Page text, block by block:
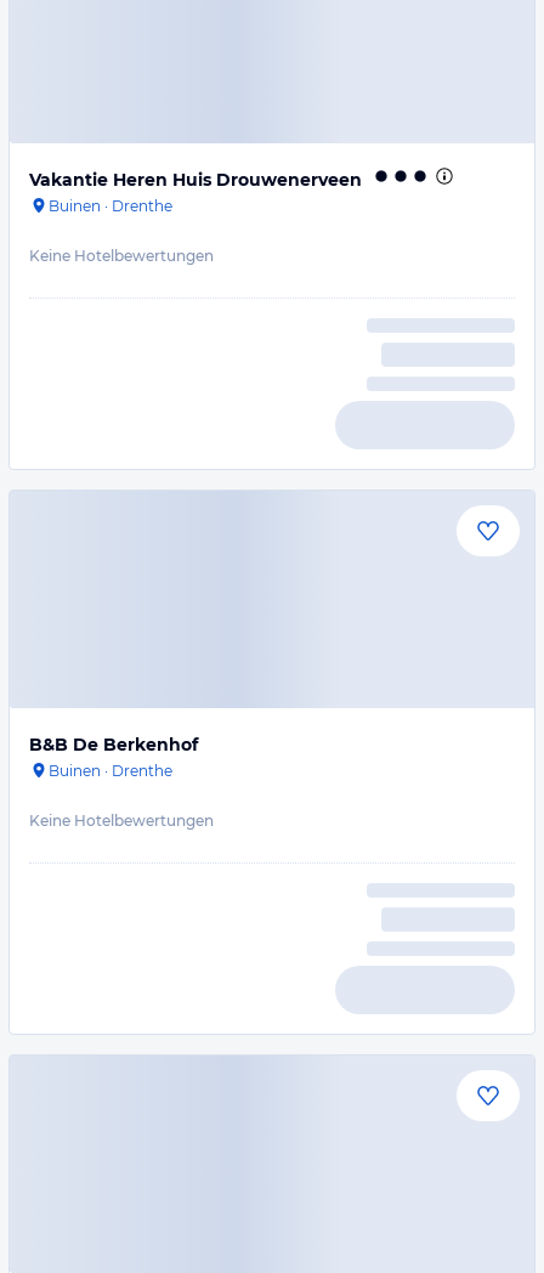
Vakantie Heren Huis Drouwenerveen
Buinen · Drenthe
Keine Hotelbewertungen
B&B De Berkenhof
Buinen · Drenthe
Keine Hotelbewertungen